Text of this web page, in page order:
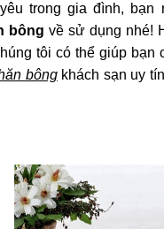
trong gia đình, bạn
bông về sử dụng nhé!
tôi có thể giúp bạn
bông khách sạn uy